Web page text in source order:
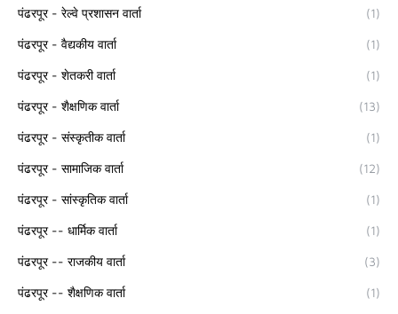
पंढरपूर - रेल्वे प्रशासन वार्ता (1)
पंढरपूर - वैद्यकीय वार्ता (1)
पंढरपूर - शेतकरी वार्ता (1)
पंढरपूर - शैक्षणिक वार्ता (13)
पंढरपूर - संस्कृतीक वार्ता (1)
पंढरपूर - सामाजिक वार्ता (12)
पंढरपूर - सांस्कृतिक वार्ता (1)
पंढरपूर -- धार्मिक वार्ता (1)
पंढरपूर -- राजकीय वार्ता (3)
पंढरपूर -- शैक्षणिक वार्ता (1)